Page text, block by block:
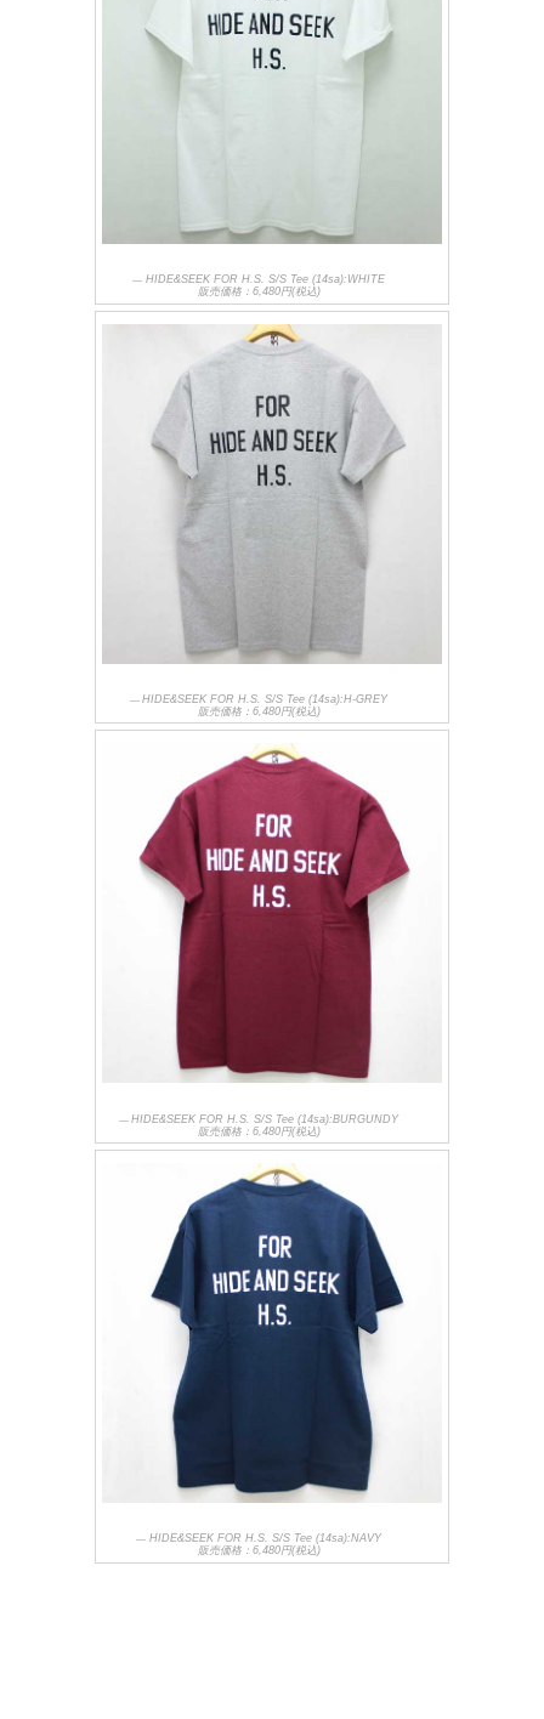
HIDE&SEEK FOR H.S. S/S Tee (14sa):WHITE
販売価格：6,480円(税込)
HIDE&SEEK FOR H.S. S/S Tee (14sa):H-GREY
販売価格：6,480円(税込)
HIDE&SEEK FOR H.S. S/S Tee (14sa):BURGUNDY
販売価格：6,480円(税込)
HIDE&SEEK FOR H.S. S/S Tee (14sa):NAVY
販売価格：6,480円(税込)